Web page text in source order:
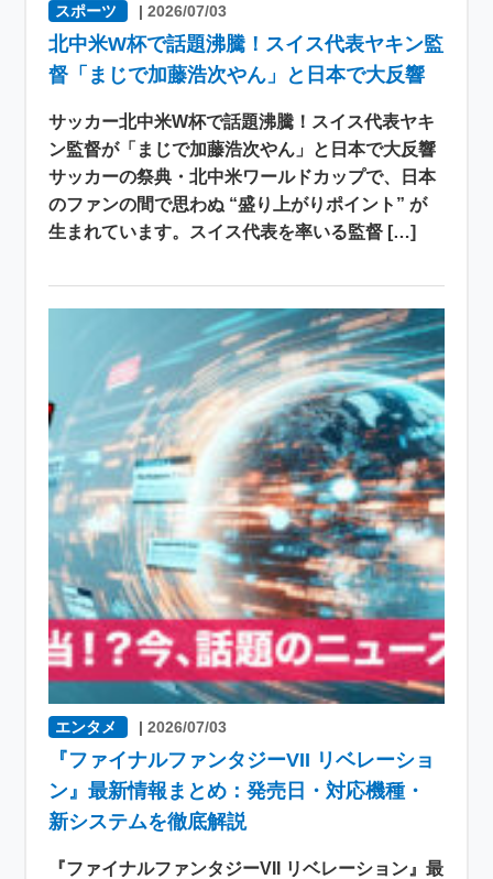
スポーツ |2026/07/03
北中米W杯で話題沸騰！スイス代表ヤキン監
督「まじで加藤浩次やん」と日本で大反響
サッカー北中米W杯で話題沸騰！スイス代表ヤキ
ン監督が「まじで加藤浩次やん」と日本で大反響
サッカーの祭典・北中米ワールドカップで、日本
のファンの間で思わぬ “盛り上がりポイント” が
生まれています。スイス代表を率いる監督 […]
エンタメ |2026/07/03
『ファイナルファンタジーVII リベレーショ
ン』最新情報まとめ：発売日・対応機種・
新システムを徹底解説
『ファイナルファンタジーVII リベレーション』最